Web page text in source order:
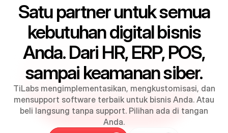
Satu partner untuk semua
kebutuhan digital bisnis
Anda. Dari HR, ERP, POS,
sampai keamanan siber.
TiLabs mengimplementasikan, mengkustomisasi, dan
mensupport software terbaik untuk bisnis Anda. Atau
beli langsung tanpa support. Pilihan ada di tangan
Anda.